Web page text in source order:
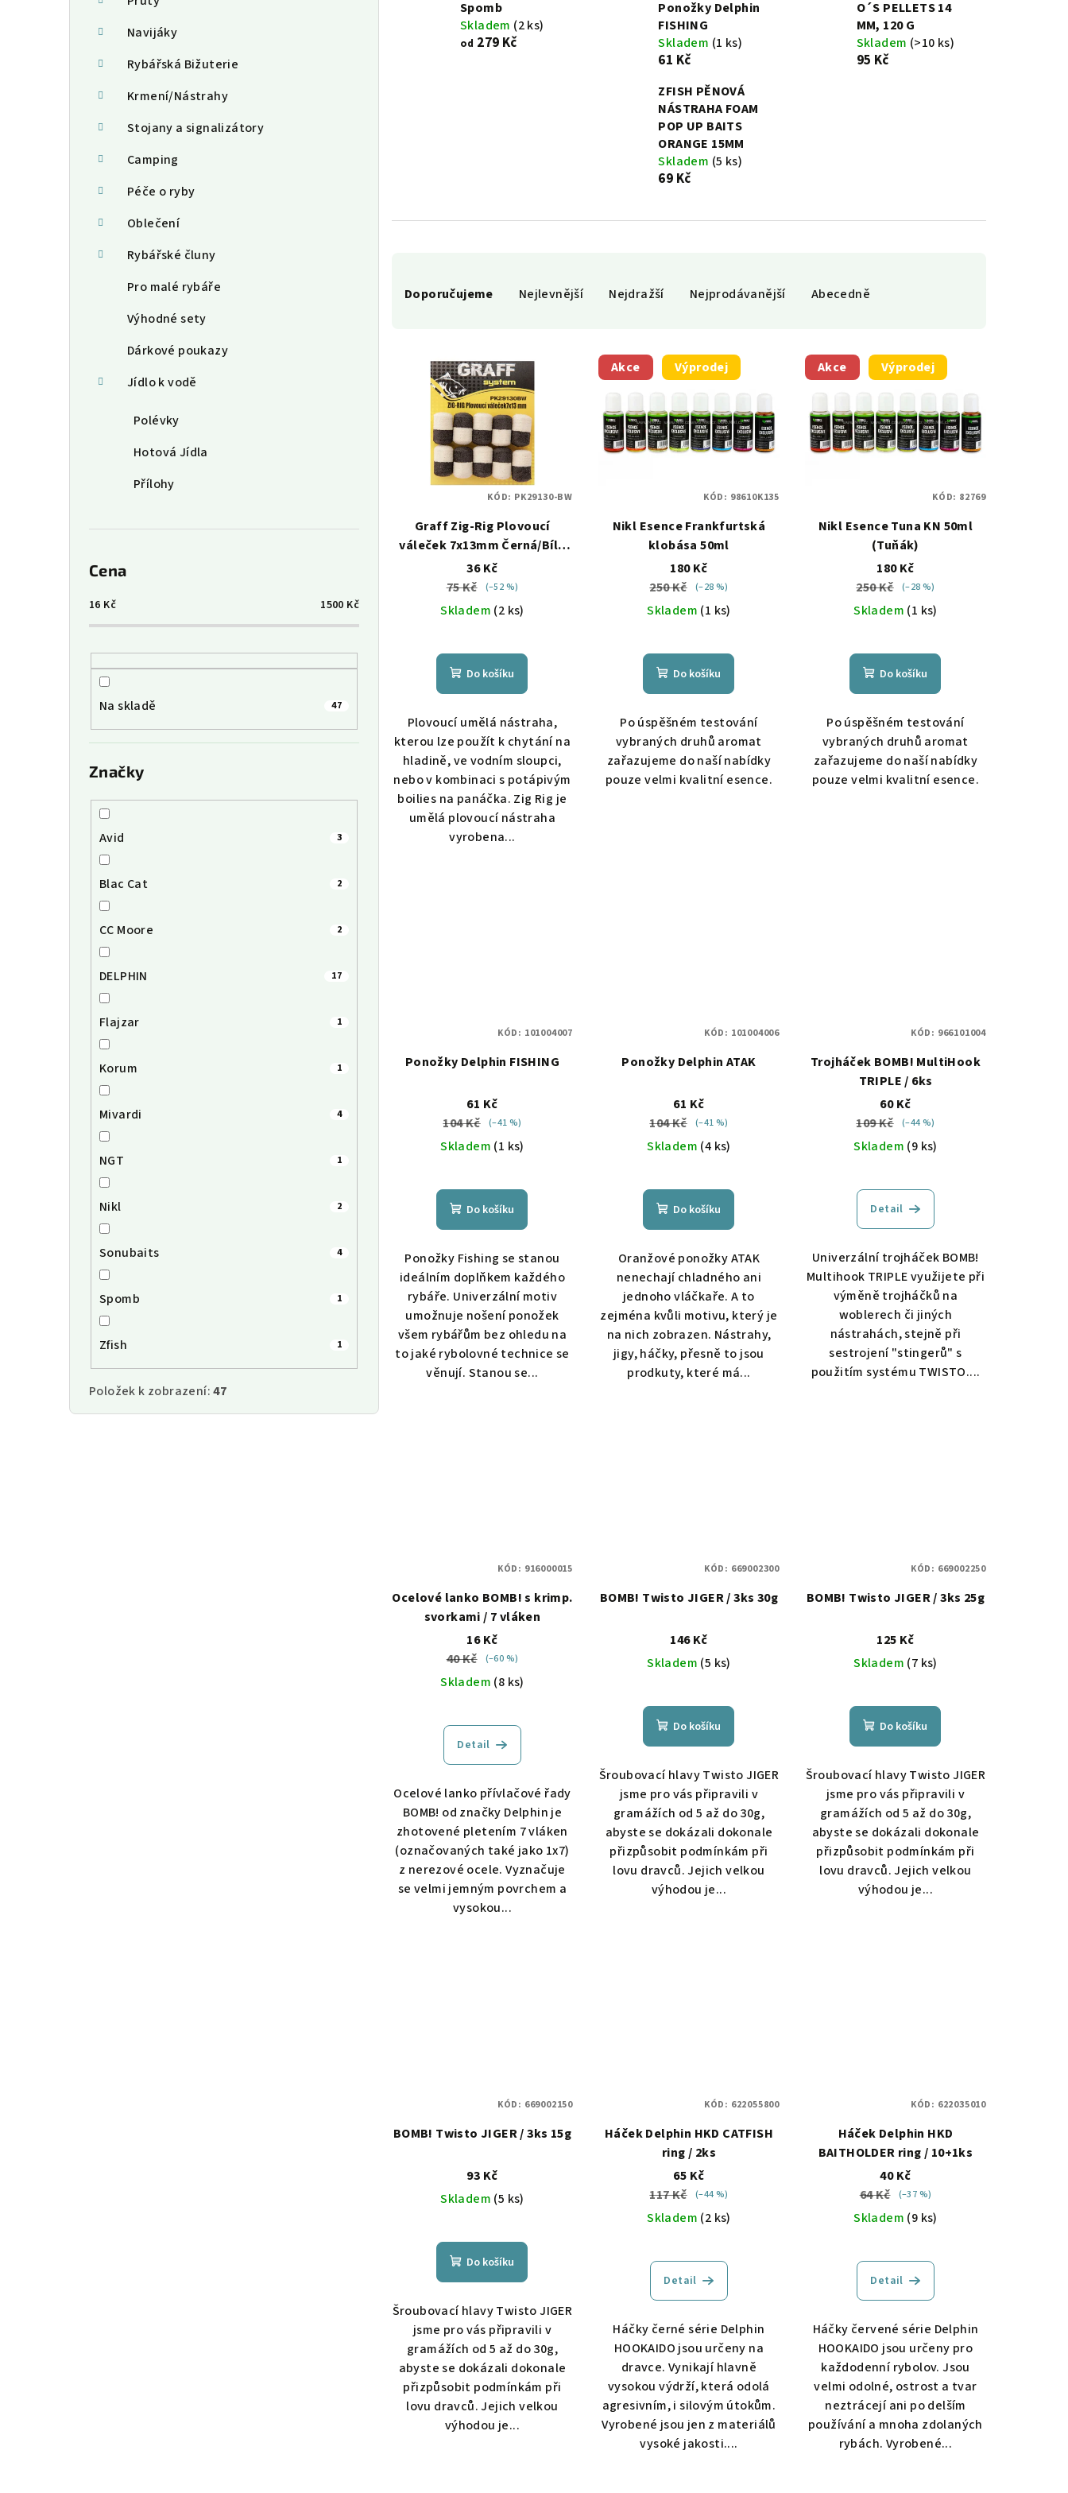
Navijáky
Rybářská Bižuterie
Krmení/Nástrahy
Stojany a signalizátory
Camping
Péče o ryby
Oblečení
Rybářské čluny
Pro malé rybáře
Výhodné sety
Dárkové poukazy
Jídlo k vodě
Polévky
Hotová Jídla
Přílohy
Cena
16 Kč 1500 Kč
Na skladě 47
Značky
Avid 3
Blac Cat 2
CC Moore 2
DELPHIN 17
Flajzar 1
Korum 1
Mivardi 4
NGT 1
Nikl 2
Sonubaits 4
Spomb 1
Zfish 1
Položek k zobrazení:47
Spomb
Skladem (2 ks)
od 279 Kč
Ponožky Delphin
FISHING
Skladem (1 ks)
61 Kč
O´S PELLETS 14
MM, 120 G
Skladem (>10 ks)
95 Kč
ZFISH PĚNOVÁ
NÁSTRAHA FOAM
POP UP BAITS
ORANGE 15MM
Skladem (5 ks)
69 Kč
a
d
Doporučujeme Nejlevnější Nejdražší Nejprodávanější Abecedně
r
Graff Zig-Rig Plovoucí
váleček 7x13mm Černá/Bílá
10ks
36 Kč
75 Kč
(–52 %)
Skladem (2 ks)
Do košíku
Plovoucí umělá nástraha,
kterou lze použít k chytání na
hladině, ve vodním sloupci,
nebo v kombinaci s potápivým
boilies na panáčka. Zig Rig je
umělá plovoucí nástraha
vyrobena...
KÓD: PK29130-BW
Akce Výprodej
Nikl Esence Frankfurtská
klobása 50ml
180 Kč
250 Kč
(–28 %)
Skladem (1 ks)
Do košíku
Po úspěšném testování
vybraných druhů aromat
zařazujeme do naší nabídky
pouze velmi kvalitní esence.
KÓD: 98610K135
Akce Výprodej
Nikl Esence Tuna KN 50ml
(Tuňák)
180 Kč
250 Kč
(–28 %)
Skladem (1 ks)
Do košíku
Po úspěšném testování
vybraných druhů aromat
zařazujeme do naší nabídky
pouze velmi kvalitní esence.
KÓD: 82769
Ponožky Delphin FISHING
61 Kč
104 Kč
(–41 %)
Skladem (1 ks)
Do košíku
Ponožky Fishing se stanou
ideálním doplňkem každého
rybáře. Univerzální motiv
umožnuje nošení ponožek
všem rybářům bez ohledu na
to jaké rybolovné technice se
věnují. Stanou se...
KÓD: 101004007
Ponožky Delphin ATAK
61 Kč
104 Kč
(–41 %)
Skladem (4 ks)
Do košíku
Oranžové ponožky ATAK
nenechají chladného ani
jednoho vláčkaře. A to
zejména kvůli motivu, který je
na nich zobrazen. Nástrahy,
jigy, háčky, přesně to jsou
prodkuty, které má...
KÓD: 101004006
Trojháček BOMB! MultiHook
TRIPLE / 6ks
60 Kč
109 Kč
(–44 %)
Skladem (9 ks)
Detail
Univerzální trojháček BOMB!
Multihook TRIPLE využijete při
výměně trojháčků na
woblerech či jiných
nástrahách, stejně při
sestrojení "stingerů" s
použitím systému TWISTO....
KÓD: 966101004
Ocelové lanko BOMB! s krimp.
svorkami / 7 vláken
16 Kč
40 Kč
(–60 %)
Skladem (8 ks)
Detail
Ocelové lanko přívlačové řady
BOMB! od značky Delphin je
zhotovené pletením 7 vláken
(označovaných také jako 1x7)
z nerezové ocele. Vyznačuje
se velmi jemným povrchem a
vysokou...
KÓD: 916000015
BOMB! Twisto JIGER / 3ks 30g
146 Kč
Skladem (5 ks)
Do košíku
Šroubovací hlavy Twisto JIGER
jsme pro vás připravili v
gramážích od 5 až do 30g,
abyste se dokázali dokonale
přizpůsobit podmínkám při
lovu dravců. Jejich velkou
výhodou je...
KÓD: 669002300
BOMB! Twisto JIGER / 3ks 25g
125 Kč
Skladem (7 ks)
Do košíku
Šroubovací hlavy Twisto JIGER
jsme pro vás připravili v
gramážích od 5 až do 30g,
abyste se dokázali dokonale
přizpůsobit podmínkám při
lovu dravců. Jejich velkou
výhodou je...
KÓD: 669002250
BOMB! Twisto JIGER / 3ks 15g
93 Kč
Skladem (5 ks)
Do košíku
Šroubovací hlavy Twisto JIGER
jsme pro vás připravili v
gramážích od 5 až do 30g,
abyste se dokázali dokonale
přizpůsobit podmínkám při
lovu dravců. Jejich velkou
výhodou je...
KÓD: 669002150
Háček Delphin HKD CATFISH
ring / 2ks
65 Kč
117 Kč
(–44 %)
Skladem (2 ks)
Detail
Háčky černé série Delphin
HOOKAIDO jsou určeny na
dravce. Vynikají hlavně
vysokou výdrží, která odolá
agresivním, i silovým útokům.
Vyrobené jsou jen z materiálů
vysoké jakosti....
KÓD: 622055800
Háček Delphin HKD
BAITHOLDER ring / 10+1ks
40 Kč
64 Kč
(–37 %)
Skladem (9 ks)
Detail
Háčky červené série Delphin
HOOKAIDO jsou určeny pro
každodenní rybolov. Jsou
velmi odolné, ostrost a tvar
neztrácejí ani po delším
používání a mnoha zdolaných
rybách. Vyrobené...
KÓD: 622035010